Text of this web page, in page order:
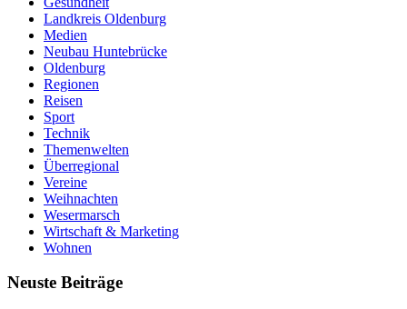
Landkreis Oldenburg
Medien
Neubau Huntebrücke
Oldenburg
Regionen
Reisen
Sport
Technik
Themenwelten
Überregional
Vereine
Weihnachten
Wesermarsch
Wirtschaft & Marketing
Wohnen
Neuste Beiträge